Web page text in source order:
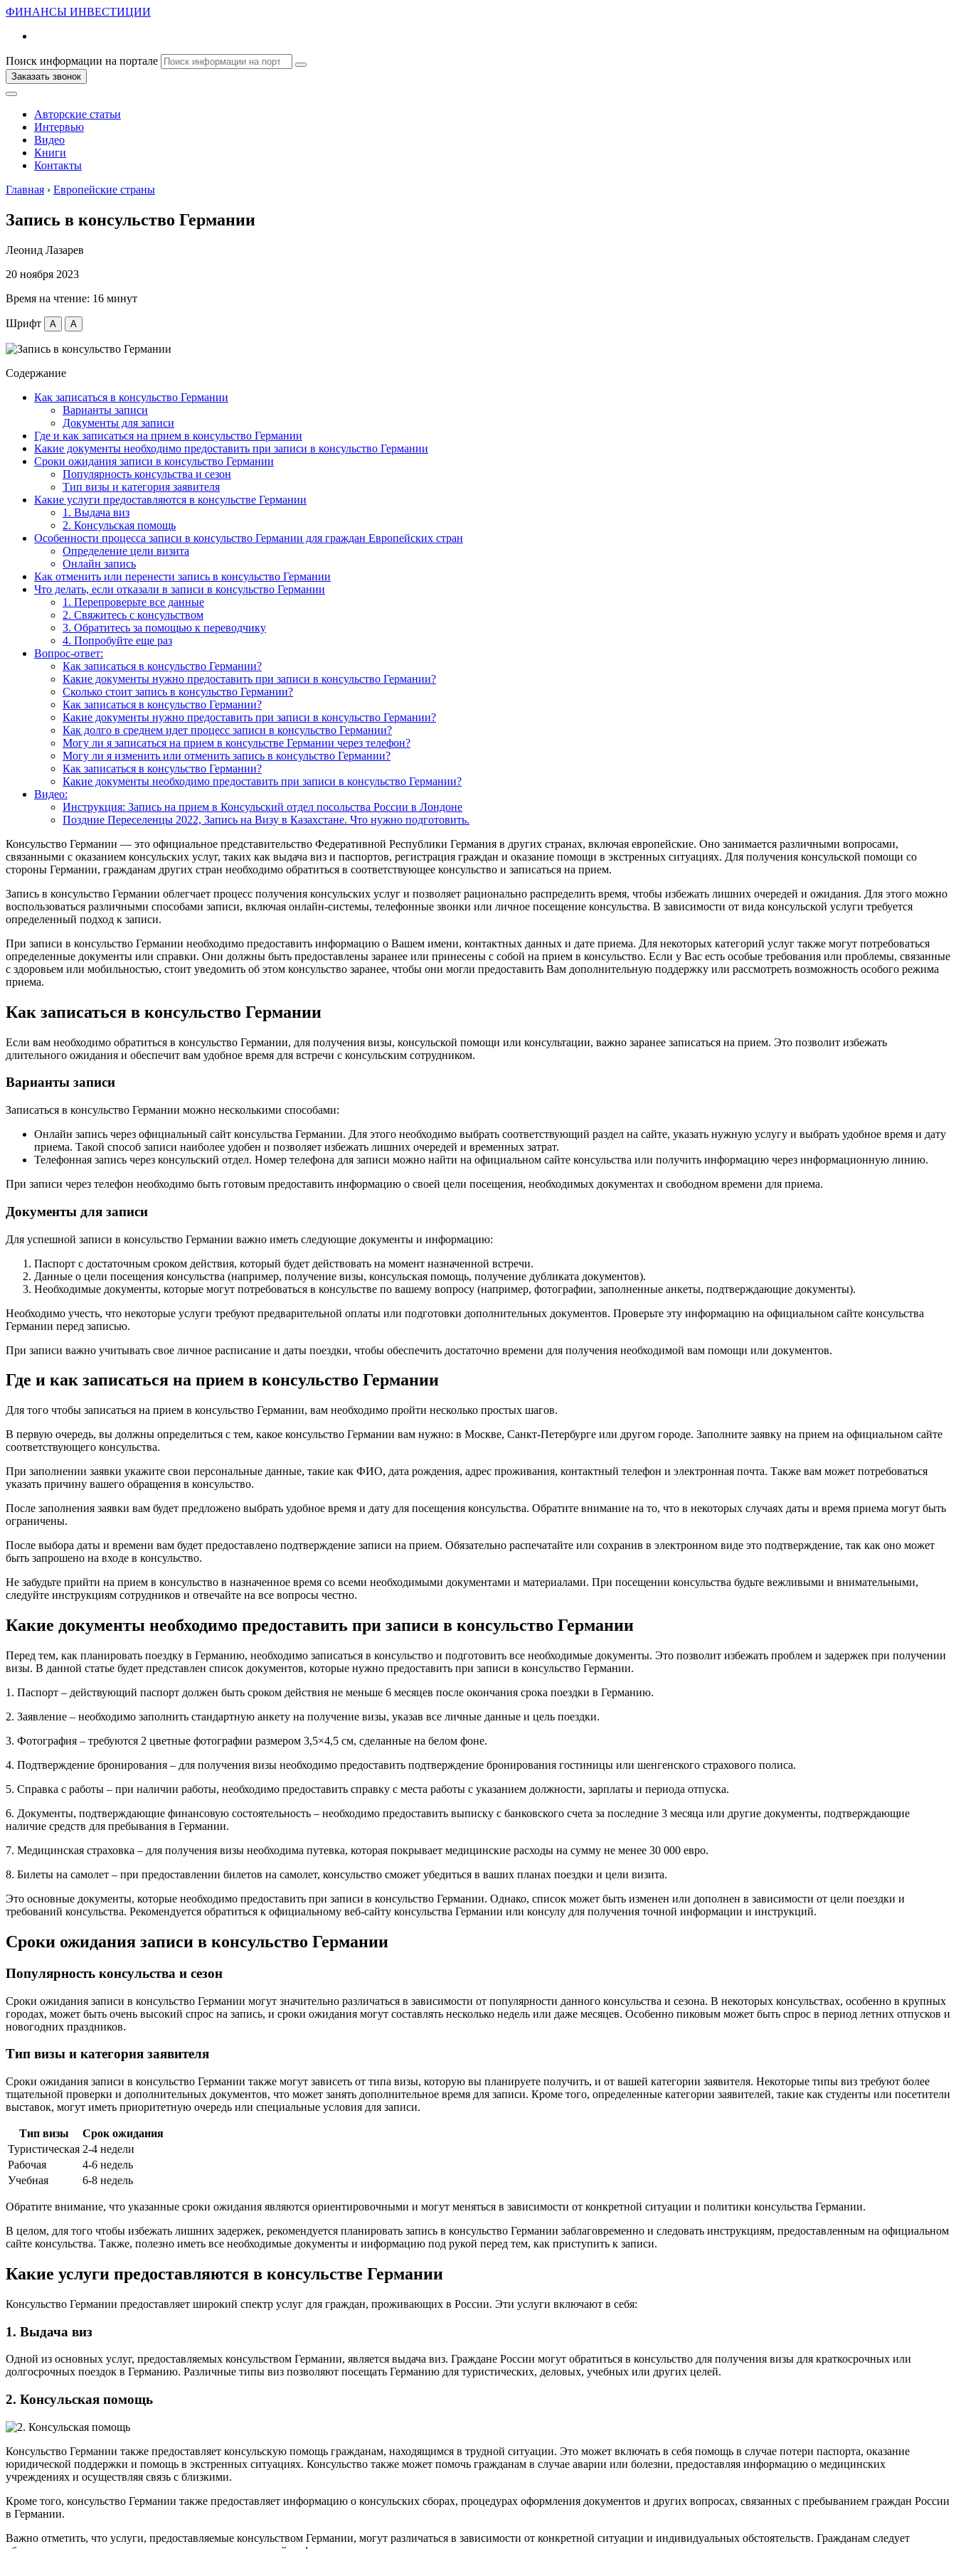
ФИНАНСЫ ИНВЕСТИЦИИ
Поиск информации на портале
Заказать звонок
Авторские статьи
Интервью
Видео
Книги
Контакты
Главная › Европейские страны
Запись в консульство Германии
Леонид Лазарев
20 ноября 2023
Время на чтение: 16 минут
Шрифт A A
Содержание
Как записаться в консульство Германии
Варианты записи
Документы для записи
Где и как записаться на прием в консульство Германии
Какие документы необходимо предоставить при записи в консульство Германии
Сроки ожидания записи в консульство Германии
Популярность консульства и сезон
Тип визы и категория заявителя
Какие услуги предоставляются в консульстве Германии
1. Выдача виз
2. Консульская помощь
Особенности процесса записи в консульство Германии для граждан Европейских стран
Определение цели визита
Онлайн запись
Как отменить или перенести запись в консульство Германии
Что делать, если отказали в записи в консульство Германии
1. Перепроверьте все данные
2. Свяжитесь с консульством
3. Обратитесь за помощью к переводчику
4. Попробуйте еще раз
Вопрос-ответ:
Как записаться в консульство Германии?
Какие документы нужно предоставить при записи в консульство Германии?
Сколько стоит запись в консульство Германии?
Как записаться в консульство Германии?
Какие документы нужно предоставить при записи в консульство Германии?
Как долго в среднем идет процесс записи в консульство Германии?
Могу ли я записаться на прием в консульстве Германии через телефон?
Могу ли я изменить или отменить запись в консульство Германии?
Как записаться в консульство Германии?
Какие документы необходимо предоставить при записи в консульство Германии?
Видео:
Инструкция: Запись на прием в Консульский отдел посольства России в Лондоне
Поздние Переселенцы 2022, Запись на Визу в Казахстане. Что нужно подготовить.
Консульство Германии — это официальное представительство Федеративной Республики Германия в других странах, включая европейские. Оно занимается различными вопросами,
связанными с оказанием консульских услуг, таких как выдача виз и паспортов, регистрация граждан и оказание помощи в экстренных ситуациях. Для получения консульской помощи со
стороны Германии, гражданам других стран необходимо обратиться в соответствующее консульство и записаться на прием.
Запись в консульство Германии облегчает процесс получения консульских услуг и позволяет рационально распределить время, чтобы избежать лишних очередей и ожидания. Для этого можно
воспользоваться различными способами записи, включая онлайн-системы, телефонные звонки или личное посещение консульства. В зависимости от вида консульской услуги требуется
определенный подход к записи.
При записи в консульство Германии необходимо предоставить информацию о Вашем имени, контактных данных и дате приема. Для некоторых категорий услуг также могут потребоваться
определенные документы или справки. Они должны быть предоставлены заранее или принесены с собой на прием в консульство. Если у Вас есть особые требования или проблемы, связанные
с здоровьем или мобильностью, стоит уведомить об этом консульство заранее, чтобы они могли предоставить Вам дополнительную поддержку или рассмотреть возможность особого режима
приема.
Как записаться в консульство Германии
Если вам необходимо обратиться в консульство Германии, для получения визы, консульской помощи или консультации, важно заранее записаться на прием. Это позволит избежать
длительного ожидания и обеспечит вам удобное время для встречи с консульским сотрудником.
Варианты записи
Записаться в консульство Германии можно несколькими способами:
Онлайн запись через официальный сайт консульства Германии. Для этого необходимо выбрать соответствующий раздел на сайте, указать нужную услугу и выбрать удобное время и дату
приема. Такой способ записи наиболее удобен и позволяет избежать лишних очередей и временных затрат.
Телефонная запись через консульский отдел. Номер телефона для записи можно найти на официальном сайте консульства или получить информацию через информационную линию.
При записи через телефон необходимо быть готовым предоставить информацию о своей цели посещения, необходимых документах и свободном времени для приема.
Документы для записи
Для успешной записи в консульство Германии важно иметь следующие документы и информацию:
Паспорт с достаточным сроком действия, который будет действовать на момент назначенной встречи.
Данные о цели посещения консульства (например, получение визы, консульская помощь, получение дубликата документов).
Необходимые документы, которые могут потребоваться в консульстве по вашему вопросу (например, фотографии, заполненные анкеты, подтверждающие документы).
Необходимо учесть, что некоторые услуги требуют предварительной оплаты или подготовки дополнительных документов. Проверьте эту информацию на официальном сайте консульства
Германии перед записью.
При записи важно учитывать свое личное расписание и даты поездки, чтобы обеспечить достаточно времени для получения необходимой вам помощи или документов.
Где и как записаться на прием в консульство Германии
Для того чтобы записаться на прием в консульство Германии, вам необходимо пройти несколько простых шагов.
В первую очередь, вы должны определиться с тем, какое консульство Германии вам нужно: в Москве, Санкт-Петербурге или другом городе. Заполните заявку на прием на официальном сайте
соответствующего консульства.
При заполнении заявки укажите свои персональные данные, такие как ФИО, дата рождения, адрес проживания, контактный телефон и электронная почта. Также вам может потребоваться
указать причину вашего обращения в консульство.
После заполнения заявки вам будет предложено выбрать удобное время и дату для посещения консульства. Обратите внимание на то, что в некоторых случаях даты и время приема могут быть
ограничены.
После выбора даты и времени вам будет предоставлено подтверждение записи на прием. Обязательно распечатайте или сохранив в электронном виде это подтверждение, так как оно может
быть запрошено на входе в консульство.
Не забудьте прийти на прием в консульство в назначенное время со всеми необходимыми документами и материалами. При посещении консульства будьте вежливыми и внимательными,
следуйте инструкциям сотрудников и отвечайте на все вопросы честно.
Какие документы необходимо предоставить при записи в консульство Германии
Перед тем, как планировать поездку в Германию, необходимо записаться в консульство и подготовить все необходимые документы. Это позволит избежать проблем и задержек при получении
визы. В данной статье будет представлен список документов, которые нужно предоставить при записи в консульство Германии.
1. Паспорт – действующий паспорт должен быть сроком действия не меньше 6 месяцев после окончания срока поездки в Германию.
2. Заявление – необходимо заполнить стандартную анкету на получение визы, указав все личные данные и цель поездки.
3. Фотография – требуются 2 цветные фотографии размером 3,5×4,5 см, сделанные на белом фоне.
4. Подтверждение бронирования – для получения визы необходимо предоставить подтверждение бронирования гостиницы или шенгенского страхового полиса.
5. Справка с работы – при наличии работы, необходимо предоставить справку с места работы с указанием должности, зарплаты и периода отпуска.
6. Документы, подтверждающие финансовую состоятельность – необходимо предоставить выписку с банковского счета за последние 3 месяца или другие документы, подтверждающие
наличие средств для пребывания в Германии.
7. Медицинская страховка – для получения визы необходима путевка, которая покрывает медицинские расходы на сумму не менее 30 000 евро.
8. Билеты на самолет – при предоставлении билетов на самолет, консульство сможет убедиться в ваших планах поездки и цели визита.
Это основные документы, которые необходимо предоставить при записи в консульство Германии. Однако, список может быть изменен или дополнен в зависимости от цели поездки и
требований консульства. Рекомендуется обратиться к официальному веб-сайту консульства Германии или консулу для получения точной информации и инструкций.
Сроки ожидания записи в консульство Германии
Популярность консульства и сезон
Сроки ожидания записи в консульство Германии могут значительно различаться в зависимости от популярности данного консульства и сезона. В некоторых консульствах, особенно в крупных
городах, может быть очень высокий спрос на запись, и сроки ожидания могут составлять несколько недель или даже месяцев. Особенно пиковым может быть спрос в период летних отпусков и
новогодних праздников.
Тип визы и категория заявителя
Сроки ожидания записи в консульство Германии также могут зависеть от типа визы, которую вы планируете получить, и от вашей категории заявителя. Некоторые типы виз требуют более
тщательной проверки и дополнительных документов, что может занять дополнительное время для записи. Кроме того, определенные категории заявителей, такие как студенты или посетители
выставок, могут иметь приоритетную очередь или специальные условия для записи.
Тип визы
Срок ожидания
Туристическая 2-4 недели
Рабочая
4-6 недель
Учебная
6-8 недель
Обратите внимание, что указанные сроки ожидания являются ориентировочными и могут меняться в зависимости от конкретной ситуации и политики консульства Германии.
В целом, для того чтобы избежать лишних задержек, рекомендуется планировать запись в консульство Германии заблаговременно и следовать инструкциям, предоставленным на официальном
сайте консульства. Также, полезно иметь все необходимые документы и информацию под рукой перед тем, как приступить к записи.
Какие услуги предоставляются в консульстве Германии
Консульство Германии предоставляет широкий спектр услуг для граждан, проживающих в России. Эти услуги включают в себя:
1. Выдача виз
Одной из основных услуг, предоставляемых консульством Германии, является выдача виз. Граждане России могут обратиться в консульство для получения визы для краткосрочных или
долгосрочных поездок в Германию. Различные типы виз позволяют посещать Германию для туристических, деловых, учебных или других целей.
2. Консульская помощь
Консульство Германии также предоставляет консульскую помощь гражданам, находящимся в трудной ситуации. Это может включать в себя помощь в случае потери паспорта, оказание
юридической поддержки и помощь в экстренных ситуациях. Консульство также может помочь гражданам в случае аварии или болезни, предоставляя информацию о медицинских
учреждениях и осуществляя связь с близкими.
Кроме того, консульство Германии также предоставляет информацию о консульских сборах, процедурах оформления документов и других вопросах, связанных с пребыванием граждан России
в Германии.
Важно отметить, что услуги, предоставляемые консульством Германии, могут различаться в зависимости от конкретной ситуации и индивидуальных обстоятельств. Гражданам следует